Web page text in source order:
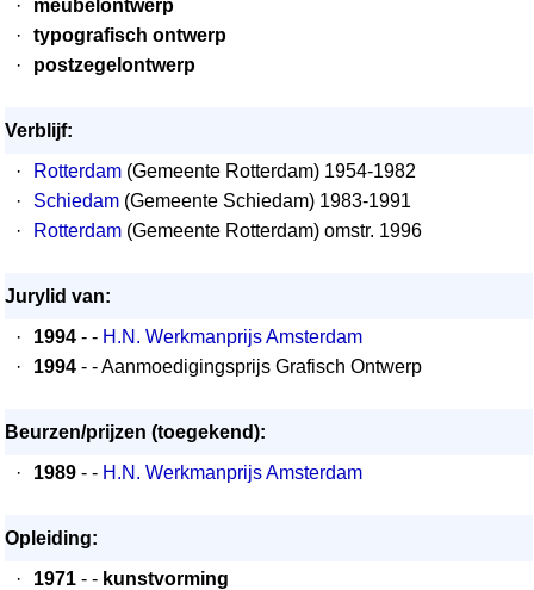
·
meubelontwerp
·
typografisch ontwerp
·
postzegelontwerp
Verblijf:
·
Rotterdam (Gemeente Rotterdam) 1954-1982
·
Schiedam (Gemeente Schiedam) 1983-1991
·
Rotterdam (Gemeente Rotterdam) omstr. 1996
Jurylid van:
·
1994 - - H.N. Werkmanprijs Amsterdam
·
1994 - - Aanmoedigingsprijs Grafisch Ontwerp
Beurzen/prijzen (toegekend):
·
1989 - - H.N. Werkmanprijs Amsterdam
Opleiding:
·
1971 - - kunstvorming